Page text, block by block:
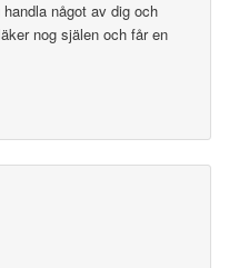
något av dig och
nog själen och får en